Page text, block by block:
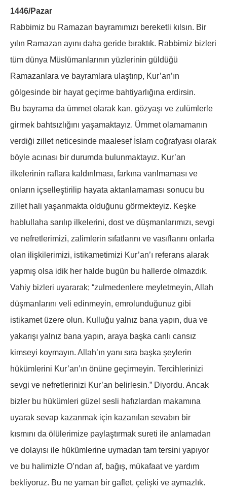
1446/Pazar
Rabbimiz bu Ramazan bayramımızı bereketli kılsın. Bir
yılın Ramazan ayını daha geride bıraktık. Rabbimiz bizleri
tüm dünya Müslümanlarının yüzlerinin güldüğü
Ramazanlara ve bayramlara ulaştırıp, Kur’an’ın
gölgesinde bir hayat geçirme bahtiyarlığına erdirsin.
Bu bayrama da ümmet olarak kan, gözyaşı ve zulümlerle
girmek bahtsızlığını yaşamaktayız. Ümmet olamamanın
verdiği zillet neticesinde maalesef İslam coğrafyası olarak
böyle acınası bir durumda bulunmaktayız. Kur’an
ilkelerinin raflara kaldırılması, farkına varılmaması ve
onların içselleştirilip hayata aktarılamaması sonucu bu
zillet hali yaşanmakta olduğunu görmekteyiz. Keşke
hablullaha sarılıp ilkelerini, dost ve düşmanlarımızı, sevgi
ve nefretlerimizi, zalimlerin sıfatlarını ve vasıflarını onlarla
olan ilişkilerimizi, istikametimizi Kur’an’ı referans alarak
yapmış olsa idik her halde bugün bu hallerde olmazdık.
Vahiy bizleri uyararak; “zulmedenlere meyletmeyin, Allah
düşmanlarını veli edinmeyin, emrolunduğunuz gibi
istikamet üzere olun. Kulluğu yalnız bana yapın, dua ve
yakarışı yalnız bana yapın, araya başka canlı cansız
kimseyi koymayın. Allah’ın yanı sıra başka şeylerin
hükümlerini Kur’an’ın önüne geçirmeyin. Tercihlerinizi
sevgi ve nefretlerinizi Kur’an belirlesin.” Diyordu. Ancak
bizler bu hükümleri güzel sesli hafızlardan makamına
uyarak sevap kazanmak için kazanılan sevabın bir
kısmını da ölülerimize paylaştırmak sureti ile anlamadan
ve dolayısı ile hükümlerine uymadan tam tersini yapıyor
ve bu halimizle O’ndan af, bağış, mükafaat ve yardım
bekliyoruz. Bu ne yaman bir gaflet, çelişki ve aymazlık.